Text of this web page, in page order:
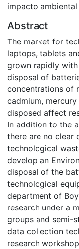
impacto
Abstract
The market for
laptops, tablets
grown rapidly
disposal of
concentrations of
cadmium,
disposed affect
In addition to the
there are no clear
technological
develop an
disposal of the
technological
department of
research under a
groups and semi-
data collection
research